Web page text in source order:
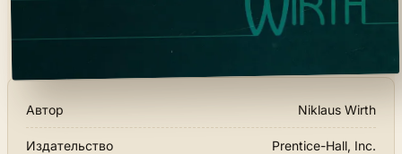
Автор Niklaus Wirth
Издательство Prentice-Hall, Inc.